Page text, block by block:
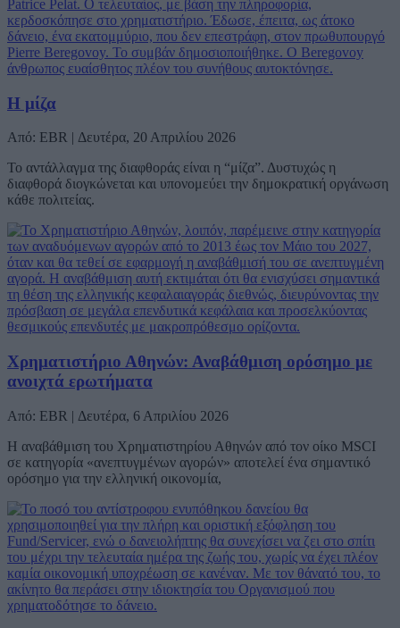
Η μίζα
Από: EBR | Δευτέρα, 20 Απριλίου 2026
Το αντάλλαγμα της διαφθοράς είναι η “μίζα”. Δυστυχώς η
διαφθορά διογκώνεται και υπονομεύει την δημοκρατική οργάνωση
κάθε πολιτείας.
Χρηματιστήριο Αθηνών: Αναβάθμιση ορόσημο με
ανοιχτά ερωτήματα
Από: EBR | Δευτέρα, 6 Απριλίου 2026
Η αναβάθμιση του Χρηματιστηρίου Αθηνών από τον οίκο MSCI
σε κατηγορία «ανεπτυγμένων αγορών» αποτελεί ένα σημαντικό
ορόσημο για την ελληνική οικονομία,